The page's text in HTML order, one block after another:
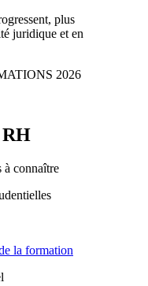
plus
juridique et en
2026
à connaître
la formation